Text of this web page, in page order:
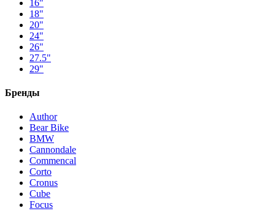
16"
18"
20"
24"
26"
27.5"
29"
Бренды
Author
Bear Bike
BMW
Cannondale
Commencal
Corto
Cronus
Cube
Focus